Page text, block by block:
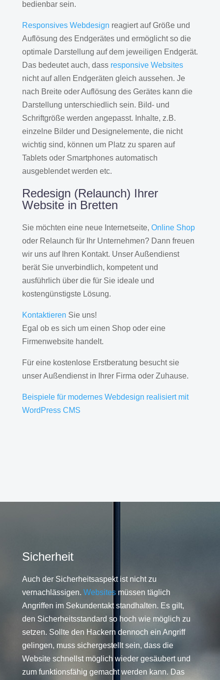
bedienbar sein.
Responsives Webdesign reagiert auf Größe und
Auflösung des Endgerätes und ermöglicht so die
optimale Darstellung auf dem jeweiligen Endgerät.
Das bedeutet auch, dass responsive Websites
nicht auf allen Endgeräten gleich aussehen. Je
nach Breite oder Auflösung des Gerätes kann die
Darstellung unterschiedlich sein. Bild- und
Schriftgröße werden angepasst. Inhalte, z.B.
einzelne Bilder und Designelemente, die nicht
wichtig sind, können um Platz zu sparen auf
Tablets oder Smartphones automatisch
ausgeblendet werden etc.
Redesign (Relaunch) Ihrer
Website in Bretten
Sie möchten eine neue Internetseite, Online Shop
oder Relaunch für Ihr Unternehmen? Dann freuen
wir uns auf Ihren Kontakt. Unser Außendienst
berät Sie unverbindlich, kompetent und
ausführlich über die für Sie ideale und
kostengünstigste Lösung.
Kontaktieren Sie uns!
Egal ob es sich um einen Shop oder eine
Firmenwebsite handelt.
Für eine kostenlose Erstberatung besucht sie
unser Außendienst in Ihrer Firma oder Zuhause.
Beispiele für modernes Webdesign realisiert mit
WordPress CMS
Sicherheit
Auch der Sicherheitsaspekt ist nicht zu
vernachlässigen. Websitesmüssen täglich
Angriffen im Sekundentakt standhalten. Es gilt,
den Sicherheitsstandard so hoch wie möglich zu
setzen. Sollte den Hackern dennoch ein Angriff
gelingen, muss sichergestellt sein, dass die
Website schnellst möglich wieder gesäubert und
zum funktionsfähig gemacht werden kann. Das